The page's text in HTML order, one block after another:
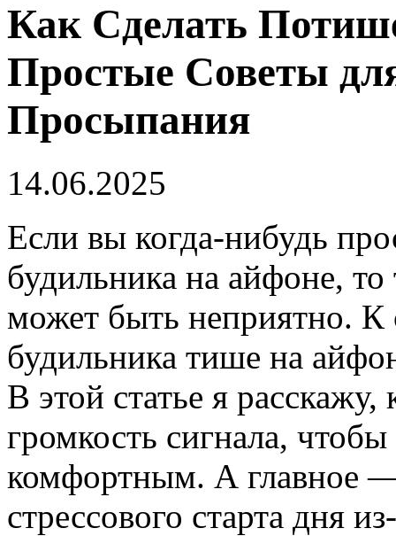
Как Сделать
Простые Советы
Просыпания
14.06.2025
Если вы когда-нибудь
будильника на айфоне, то
может быть неприятно. К
будильника тише на
В этой статье я
громкость сигнала,
комфортным. А главное
стрессового старта дня